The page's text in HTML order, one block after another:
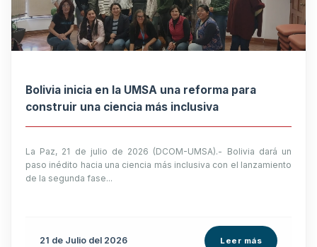
Bolivia inicia en la UMSA una reforma para
construir una ciencia más inclusiva
La Paz, 21 de julio de 2026 (DCOM-UMSA).- Bolivia dará un
paso inédito hacia una ciencia más inclusiva con el lanzamiento
de la segunda fase...
21 de Julio del 2026 Leer más